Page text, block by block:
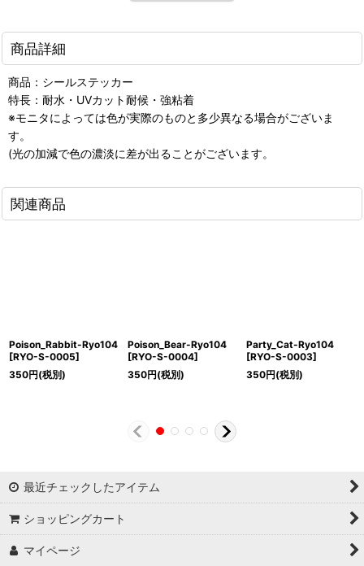
商品詳細
商品：シールステッカー
特長：耐水・UVカット耐候・強粘着
※モニタによっては色が実際のものと多少異なる場合がございま
す。
(光の加減で色の濃淡に差が出ることがございます。
関連商品
Poison_Rabbit-Ryo104
[RYO-S-0005]
350円(税別)
Poison_Bear-Ryo104
[RYO-S-0004]
350円(税別)
Party_Cat-Ryo104
[RYO-S-0003]
350円(税別)
最近チェックしたアイテム
ショッピングカート
マイページ